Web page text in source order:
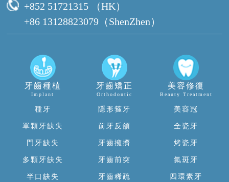
+852 51721315 （HK）
+86 13128823079（ShenZhen）
牙齒種植
Implant
種牙
單顆牙缺失
門牙缺失
多顆牙缺失
半口缺失
牙齒矯正
Orthodontic
隱形箍牙
前牙反頜
牙齒擁擠
牙齒前突
牙齒稀疏
美容修復
Beauty Treatment
美容冠
全瓷牙
烤瓷牙
氟斑牙
四環素牙